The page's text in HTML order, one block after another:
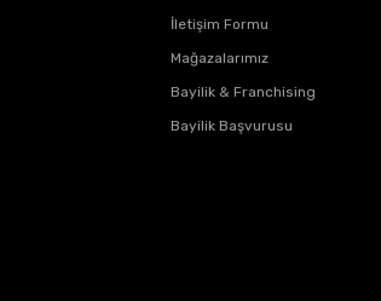
İletişim Formu
Mağazalarımız
Bayilik & Franchising
Bayilik Başvurusu